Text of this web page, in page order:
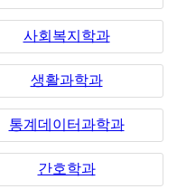
사회복지학과
생활과학과
통계데이터과학과
간호학과